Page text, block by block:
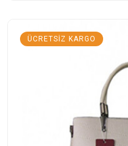
ÜCRETSIZ KARGO